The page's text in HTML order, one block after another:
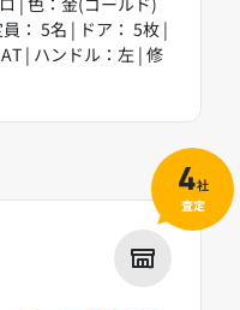
： 5名 | ドア： 5枚 |
| ハンドル：左 | 修
4社
査定